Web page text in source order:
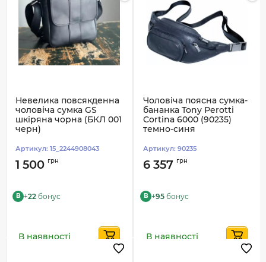
Невелика повсякденна
чоловіча сумка GS
шкіряна чорна (БКЛ 001
черн)
Артикул: 15_2244908043
1 500 грн
B +22 бонус
В наявності
Чоловіча поясна сумка-
бананка Tony Perotti
Cortina 6000 (90235)
темно-синя
Артикул: 90235
6 357 грн
B +95 бонус
В наявності